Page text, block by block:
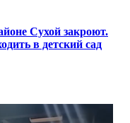
Сухой закроют.
в детский сад